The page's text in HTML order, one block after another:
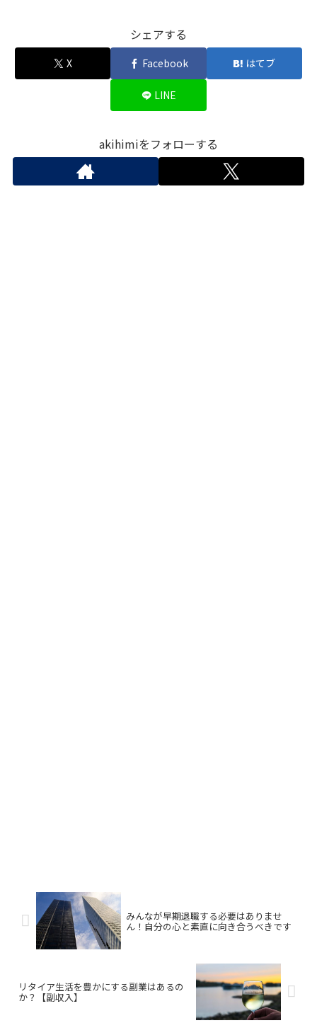
シェアする
X Facebook はてブ
LINE
akihimiをフォローする
みんなが早期退職する必要はありませ
ん！自分の心と素直に向き合うべきです
リタイア生活を豊かにする副業はあるの
か？【副収入】